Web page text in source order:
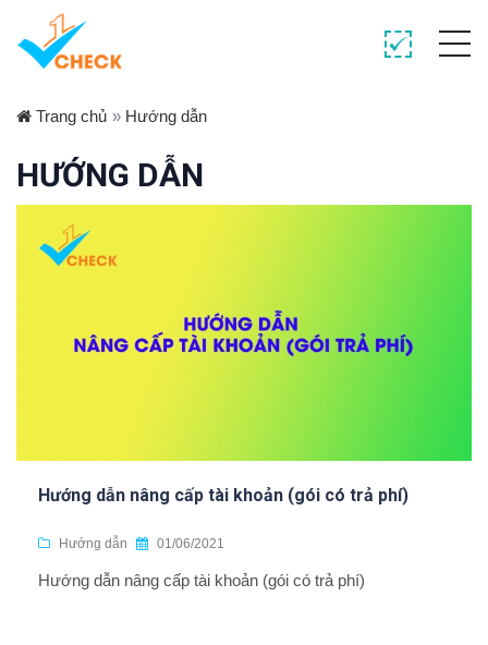
Trang chủ » Hướng dẫn
HƯỚNG DẪN
Hướng dẫn nâng cấp tài khoản (gói có trả phí)
Hướng dẫn 01/06/2021
Hướng dẫn nâng cấp tài khoản (gói có trả phí)